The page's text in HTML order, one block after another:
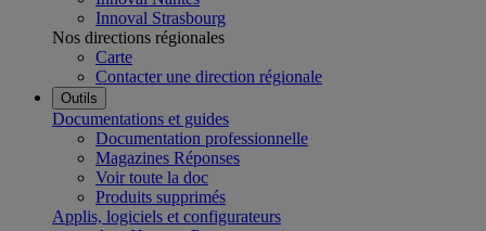
Innoval Strasbourg
Nos directions régionales
Carte
Contacter une direction régionale
Outils
Documentations et guides
Documentation professionnelle
Magazines Réponses
Voir toute la doc
Produits supprimés
Applis, logiciels et configurateurs